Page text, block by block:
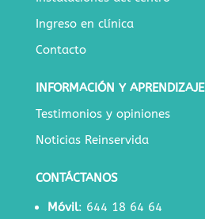
Ingreso en clínica
Contacto
INFORMACIÓN Y APRENDIZAJE
Testimonios y opiniones
Noticias Reinservida
CONTÁCTANOS
Móvil: 644 18 64 64